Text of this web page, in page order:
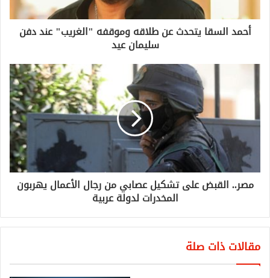
أحمد السقا يتحدث عن طلاقه وموقفه "الغريب" عند دفن
سليمان عيد
مصر.. القبض على تشكيل عصابي من رجال الأعمال يهربون
المخدرات لدولة عربية
مقالات ذات صلة